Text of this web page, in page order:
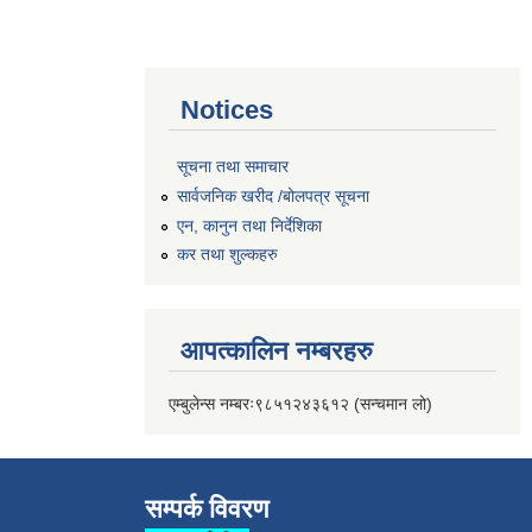
Notices
सूचना तथा समाचार
सार्वजनिक खरीद /बोलपत्र सूचना
एन, कानुन तथा निर्देशिका
कर तथा शुल्कहरु
आपत्कालिन नम्बरहरु
एम्बुलेन्स नम्बरः९८५१२४३६१२ (सन्चमान लो)
सम्पर्क विवरण